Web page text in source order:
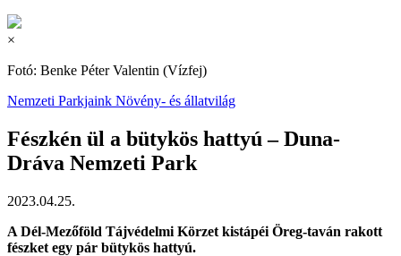
×
Fotó: Benke Péter Valentin (Vízfej)
Nemzeti Parkjaink Növény- és állatvilág
Fészkén ül a bütykös hattyú – Duna-
Dráva Nemzeti Park
2023.04.25.
A Dél-Mezőföld Tájvédelmi Körzet kistápéi Öreg-taván rakott
fészket egy pár bütykös hattyú.